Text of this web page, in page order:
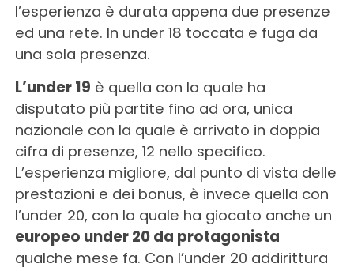
l’esperienza è durata appena due presenze
ed una rete. In under 18 toccata e fuga da
una sola presenza.
L’under 19 è quella con la quale ha
disputato più partite fino ad ora, unica
nazionale con la quale è arrivato in doppia
cifra di presenze, 12 nello specifico.
L’esperienza migliore, dal punto di vista delle
prestazioni e dei bonus, è invece quella con
l’under 20, con la quale ha giocato anche un
europeo under 20 da protagonista
qualche mese fa. Con l’under 20 addirittura